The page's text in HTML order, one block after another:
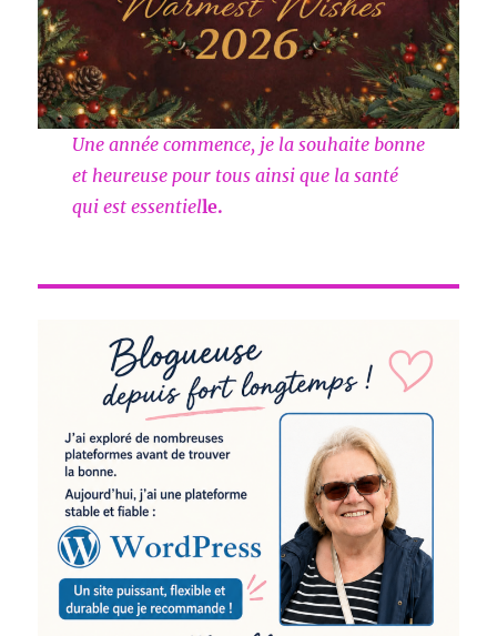
Une année commence, je la souhaite bonne
et heureuse pour tous ainsi que la santé
qui est essentielle.